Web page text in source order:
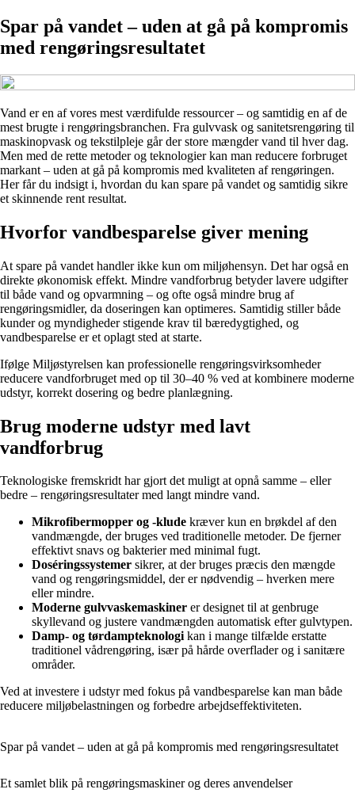
Spar på vandet – uden at gå på kompromis
med rengøringsresultatet
Vand er en af vores mest værdifulde ressourcer – og samtidig en af de
mest brugte i rengøringsbranchen. Fra gulvvask og sanitetsrengøring til
maskinopvask og tekstilpleje går der store mængder vand til hver dag.
Men med de rette metoder og teknologier kan man reducere forbruget
markant – uden at gå på kompromis med kvaliteten af rengøringen.
Her får du indsigt i, hvordan du kan spare på vandet og samtidig sikre
et skinnende rent resultat.
Hvorfor vandbesparelse giver mening
At spare på vandet handler ikke kun om miljøhensyn. Det har også en
direkte økonomisk effekt. Mindre vandforbrug betyder lavere udgifter
til både vand og opvarmning – og ofte også mindre brug af
rengøringsmidler, da doseringen kan optimeres. Samtidig stiller både
kunder og myndigheder stigende krav til bæredygtighed, og
vandbesparelse er et oplagt sted at starte.
Ifølge Miljøstyrelsen kan professionelle rengøringsvirksomheder
reducere vandforbruget med op til 30–40 % ved at kombinere moderne
udstyr, korrekt dosering og bedre planlægning.
Brug moderne udstyr med lavt
vandforbrug
Teknologiske fremskridt har gjort det muligt at opnå samme – eller
bedre – rengøringsresultater med langt mindre vand.
Mikrofibermopper og -klude kræver kun en brøkdel af den
vandmængde, der bruges ved traditionelle metoder. De fjerner
effektivt snavs og bakterier med minimal fugt.
Doséringssystemer sikrer, at der bruges præcis den mængde
vand og rengøringsmiddel, der er nødvendig – hverken mere
eller mindre.
Moderne gulvvaskemaskiner er designet til at genbruge
skyllevand og justere vandmængden automatisk efter gulvtypen.
Damp- og tørdampteknologikan i mange tilfælde erstatte
traditionel vådrengøring, især på hårde overflader og i sanitære
områder.
Ved at investere i udstyr med fokus på vandbesparelse kan man både
reducere miljøbelastningen og forbedre arbejdseffektiviteten.
Spar på vandet – uden at gå på kompromis med rengøringsresultatet
Et samlet blik på rengøringsmaskiner og deres anvendelser